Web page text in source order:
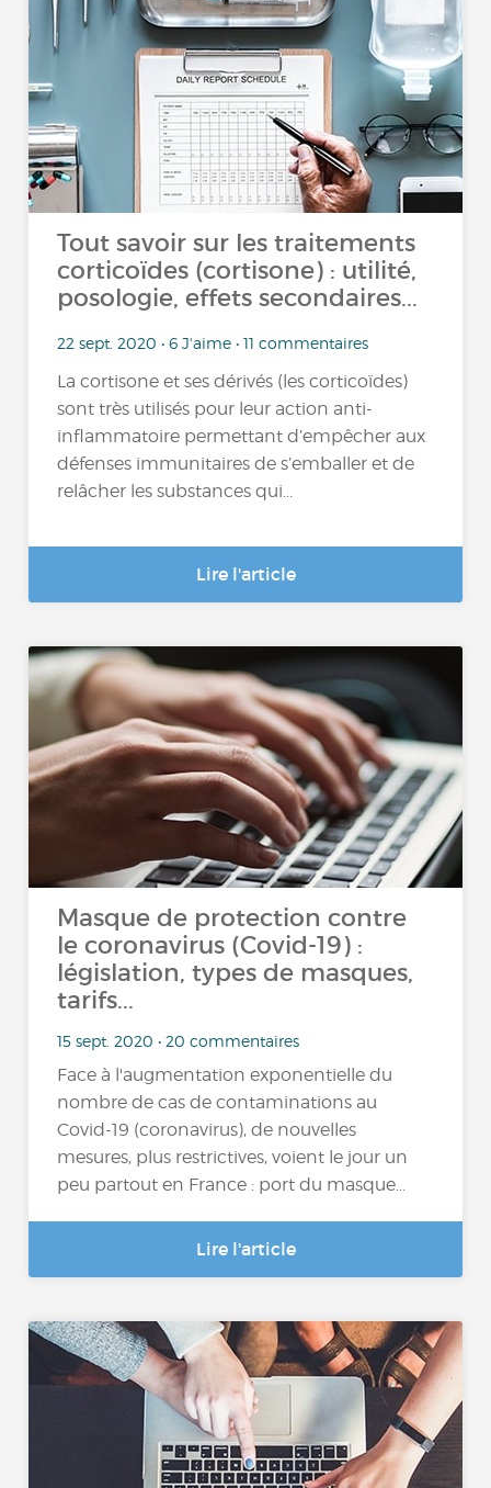
Tout savoir sur les traitements
corticoïdes (cortisone) : utilité,
posologie, effets secondaires...
22 sept. 2020 • 6 J'aime • 11 commentaires
La cortisone et ses dérivés (les corticoïdes)
sont très utilisés pour leur action anti-
inflammatoire permettant d’empêcher aux
défenses immunitaires de s’emballer et de
relâcher les substances qui...
Lire l'article
Masque de protection contre
le coronavirus (Covid-19) :
législation, types de masques,
tarifs...
15 sept. 2020 • 20 commentaires
Face à l'augmentation exponentielle du
nombre de cas de contaminations au
Covid-19 (coronavirus), de nouvelles
mesures, plus restrictives, voient le jour un
peu partout en France : port du masque...
Lire l'article